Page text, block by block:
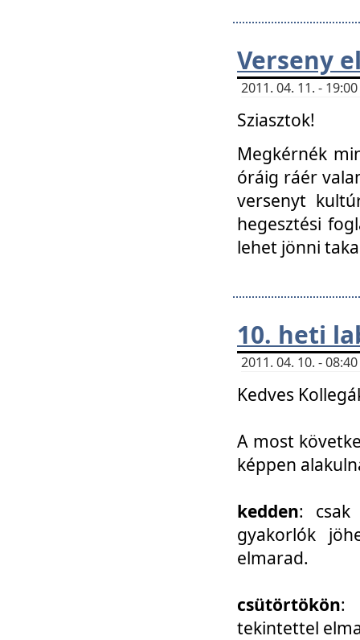
Verseny
2011. 04. 11. -
Sziasztok!
Megkérnék
óráig ráér
versenyt
hegesztési
lehet jönni
10. heti
2011. 04. 10. -
Kedves
A most
képpen
kedden: csak
gyakorlók
elmarad.
csütörtökön:
tekintettel